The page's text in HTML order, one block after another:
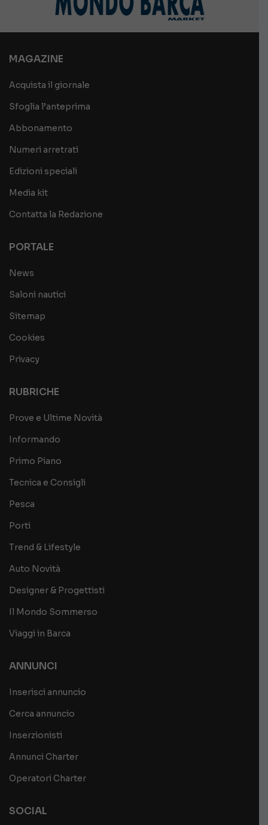
MAGAZINE
Acquista il giornale
Sfoglia l’anteprima
Abbonamento
Numeri arretrati
Edizioni speciali
Media kit
Contatta la Redazione
PORTALE
News
Saloni nautici
Sitemap
Cookies
Privacy
RUBRICHE
Prove e Ultime Novità
Informando
Primo Piano
Tecnica e Consigli
Pesca
Porti
Trend & Lifestyle
Auto Novità
Designer & Progettisti
Il Mondo Sommerso
Viaggi in Barca
ANNUNCI
Inserisci annuncio
Cerca annuncio
Inserzionisti
Annunci Charter
Operatori Charter
SOCIAL